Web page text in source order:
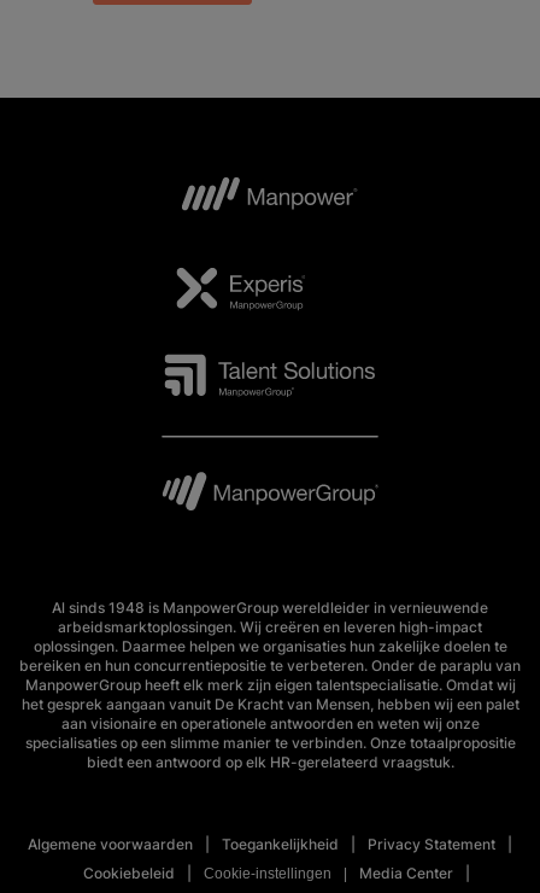
Al sinds 1948 is ManpowerGroup wereldleider in vernieuwende
arbeidsmarktoplossingen. Wij creëren en leveren high-impact
oplossingen. Daarmee helpen we organisaties hun zakelijke doelen te
bereiken en hun concurrentiepositie te verbeteren. Onder de paraplu van
ManpowerGroup heeft elk merk zijn eigen talentspecialisatie. Omdat wij
het gesprek aangaan vanuit De Kracht van Mensen, hebben wij een palet
aan visionaire en operationele antwoorden en weten wij onze
specialisaties op een slimme manier te verbinden. Onze totaalpropositie
biedt een antwoord op elk HR-gerelateerd vraagstuk.
Algemene voorwaarden Toegankelijkheid
Privacy Statement
Cookiebeleid
Cookie-instellingen Media Center